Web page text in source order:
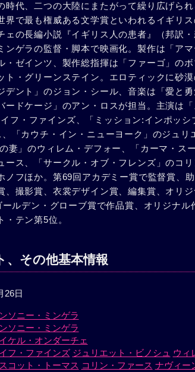
修道院の中庭にテントを張って住み始め、ハ
終戦の日。人々が祝うさなか、キップの部
とする。一方、カラヴァッジョが敵意を剥
って、おまえの親友マドックス（ジュリア
葉に、アルマシーの記憶が一気に甦った。あ
もくろんだだジェフリーは、地上のアルマ
フリーは絶命し、アルマシーは瀕死の重傷を
くる」と約束し、三日三晩、砂漠を歩き続け
イと疑われ、護送列車から脱走したアルマシ
イツ軍に売り渡し、飛行機でキャサリンの元
いた。アルマシーは彼女の亡骸を乗せ、飛行
立つ。やがて、彼の機は撃墜され、彼は英国
終えたカラヴァッジョの胸からは、報復
を看取ったハナの心にも、死を乗り越えて
時代、二つの大陸にまたがって繰り広げられ
界で最も権威ある文学賞といわれるイギリ
ェの長編小説『イギリス人の患者』（邦訳
ンゲラの監督・脚本で映画化。製作は「アマ
・ゼインツ、製作総指揮は「ファーゴ」の
ト・グリーンステイン。エロティックに砂
デント」のジョン・シール、音楽は「愛と
ードケージ」のアン・ロスが担当。主演は
フ・ファインズ、「ミッション:インポッシ
「カウチ・イン・ニューヨーク」のジュリ
妻」のウィレム・デフォー、「カーマ・ス
ース、「サークル・オブ・フレンズ」のコ
ノフほか。第69回アカデミー賞で監督賞、
、撮影賞、衣裳デザイン賞、編集賞、オリ
ルデン・グローブ賞で作品賞、オリジナル
テン第5位。
、その他基本情報
26日
ソニー・ミンゲラ
ソニー・ミンゲラ
ケル・オンダーチェ
フ・ファインズ ジュリエット・ビノシュ ウィ
コット・トーマス コリン・ファース ナヴィー